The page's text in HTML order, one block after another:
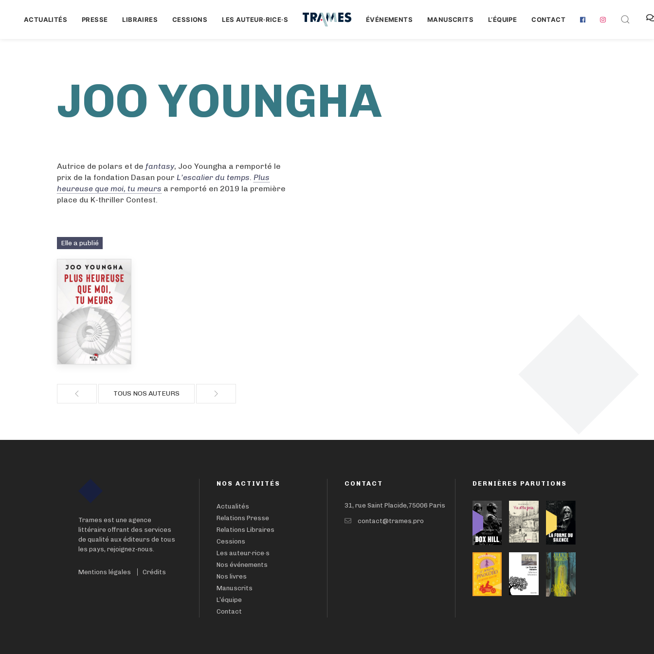
ACTUALITÉS PRESSE LIBRAIRES CESSIONS LES AUTEUR·RICE·S ÉVÉNEMENTS MANUSCRITS L‘ÉQUIPE CONTACT
JOO YOUNGHA
Autrice de polars et de fantasy, Joo Youngha a remporté le
prix de la fondation Dasan pour L’escalier du temps. Plus
heureuse que moi, tu meurs a remporté en 2019 la première
place du K-thriller Contest.
Elle a publié
TOUS NOS AUTEURS
Trames est une agence
littéraire offrant des services
de qualité aux éditeurs de tous
les pays, rejoignez-nous.
Mentions légales Crédits
NOS ACTIVITÉS
Actualités
Relations Presse
Relations Libraires
Cessions
Les auteur·rice·s
Nos événements
Nos livres
Manuscrits
L’équipe
Contact
CONTACT
31, rue Saint Placide,75006 Paris
contact@trames.pro
DERNIÈRES PARUTIONS